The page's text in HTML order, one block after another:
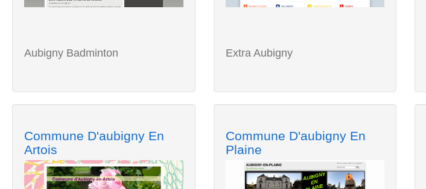
Aubigny Badminton Extra Aubigny
Commune D'aubigny En
Artois
Commune D'aubigny En
Plaine